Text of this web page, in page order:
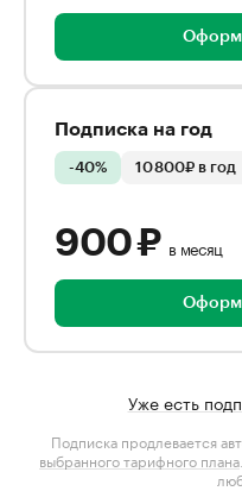
Подписка на год
-40% 10 800₽ в год
900 ₽ в месяц
Уже есть
Подписка продлевается
выбранного тарифного плана